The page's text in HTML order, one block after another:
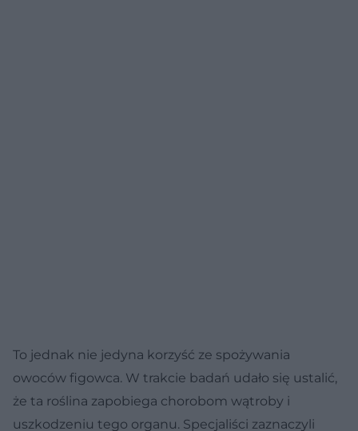
To jednak nie jedyna korzyść ze spożywania
owoców figowca. W trakcie badań udało się ustalić,
że ta roślina zapobiega chorobom wątroby i
uszkodzeniu tego organu. Specjaliści zaznaczyli